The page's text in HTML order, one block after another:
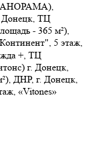
Донецк, ТЦ
- 365 м²),
5 этаж,
+, ТЦ
г. Донецк,
ДНР, г. Донецк,
«Vitones»